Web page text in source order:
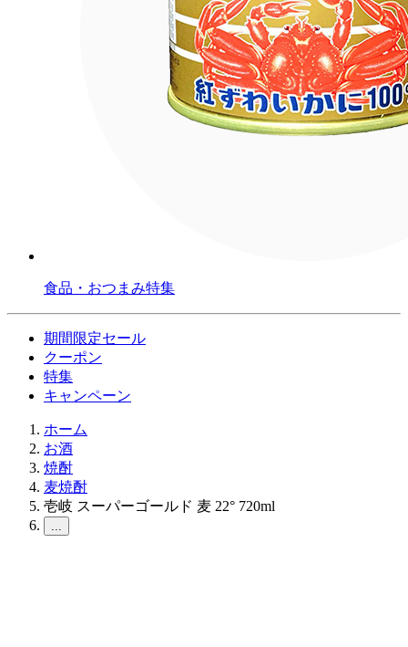
食品・おつまみ特集
期間限定セール
クーポン
特集
キャンペーン
ホーム
お酒
焼酎
麦焼酎
壱岐 スーパーゴールド 麦 22° 720ml
...